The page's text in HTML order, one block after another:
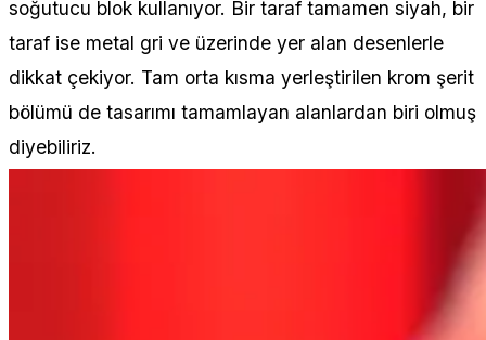
soğutucu blok kullanıyor. Bir taraf tamamen siyah, bir
taraf ise metal gri ve üzerinde yer alan desenlerle
dikkat çekiyor. Tam orta kısma yerleştirilen krom şerit
bölümü de tasarımı tamamlayan alanlardan biri olmuş
diyebiliriz.